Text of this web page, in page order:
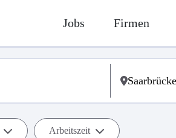
Jobs Firmen
Arbeitszeit